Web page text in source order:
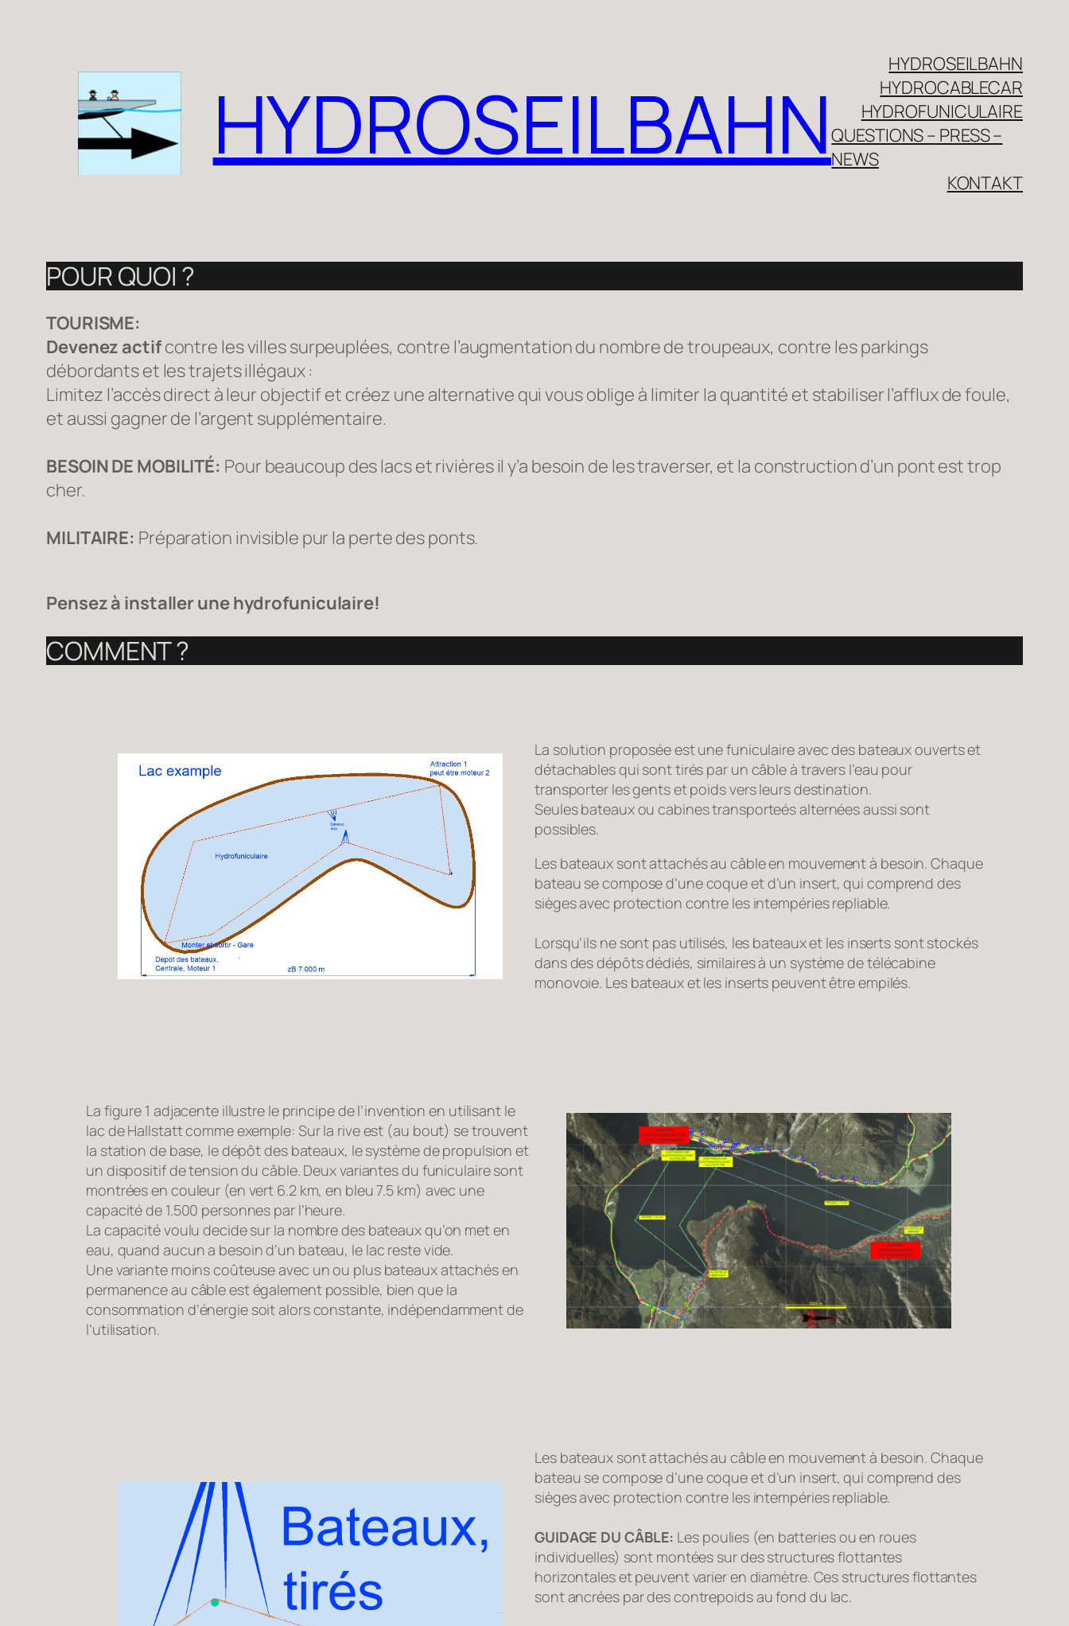
HYDROSEILBAHN
HYDROSEILBAHN
HYDROCABLECAR
HYDROFUNICULAIRE
QUESTIONS – PRESS –
NEWS
KONTAKT
POUR QUOI ?
TOURISME:
Devenez actifcontre les villes surpeuplées, contre l’augmentation du nombre de troupeaux, contre les parkings
débordants et les trajets illégaux :
Limitez l’accès direct à leur objectif et créez une alternative qui vous oblige à limiter la quantité et stabiliser l’afflux de foule,
et aussi gagner de l’argent supplémentaire.
BESOIN DE MOBILITÉ: Pour beaucoup des lacs et rivières il y’a besoin de les traverser, et la construction d’un pont est trop
cher.
MILITAIRE: Préparation invisible pur la perte des ponts.
Pensez à installer une hydrofuniculaire!
COMMENT ?
La solution proposée est une funiculaire avec des bateaux ouverts et
détachables qui sont tirés par un câble à travers l’eau pour
transporter les gents et poids vers leurs destination.
Seules bateaux ou cabines transporteés alternées aussi sont
possibles.
Les bateaux sont attachés au câble en mouvement à besoin. Chaque
bateau se compose d’une coque et d’un insert, qui comprend des
sièges avec protection contre les intempéries repliable.
Lorsqu’ils ne sont pas utilisés, les bateaux et les inserts sont stockés
dans des dépôts dédiés, similaires à un système de télécabine
monovoie. Les bateaux et les inserts peuvent être empilés.
La figure 1 adjacente illustre le principe de l’invention en utilisant le
lac de Hallstatt comme exemple: Sur la rive est (au bout) se trouvent
la station de base, le dépôt des bateaux, le système de propulsion et
un dispositif de tension du câble. Deux variantes du funiculaire sont
montrées en couleur (en vert 6.2 km, en bleu 7.5 km) avec une
capacité de 1.500 personnes par l’heure.
La capacité voulu decide sur la nombre des bateaux qu’on met en
eau, quand aucun a besoin d’un bateau, le lac reste vide.
Une variante moins coûteuse avec un ou plus bateaux attachés en
permanence au câble est également possible, bien que la
consommation d’énergie soit alors constante, indépendamment de
l’utilisation.
Les bateaux sont attachés au câble en mouvement à besoin. Chaque
bateau se compose d’une coque et d’un insert, qui comprend des
sièges avec protection contre les intempéries repliable.
GUIDAGE DU CÂBLE: Les poulies (en batteries ou en roues
individuelles) sont montées sur des structures flottantes
horizontales et peuvent varier en diamètre. Ces structures flottantes
sont ancrées par des contrepoids au fond du lac.